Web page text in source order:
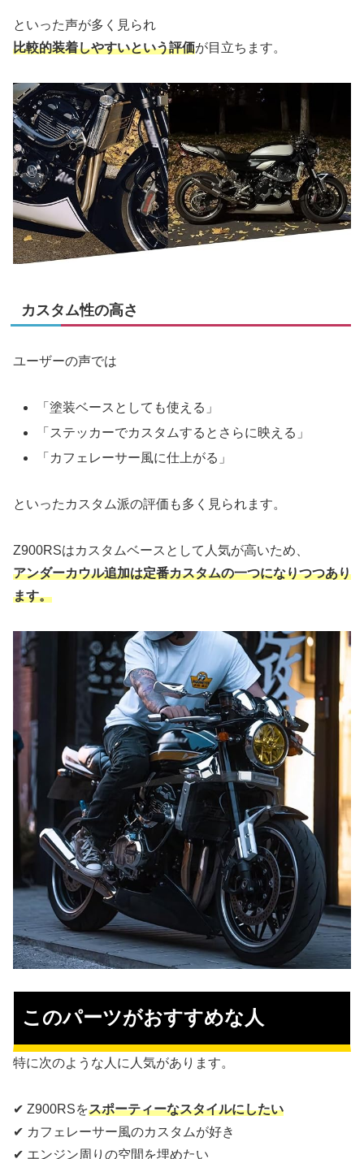
といった声が多く見られ
比較的装着しやすいという評価が目立ちます。
カスタム性の高さ
ユーザーの声では
「塗装ベースとしても使える」
「ステッカーでカスタムするとさらに映える」
「カフェレーサー風に仕上がる」
といったカスタム派の評価も多く見られます。
Z900RSはカスタムベースとして人気が高いため、
アンダーカウル追加は定番カスタムの一つになりつつあり
ます。
このパーツがおすすめな人
特に次のような人に人気があります。
✔ Z900RSをスポーティーなスタイルにしたい
✔ カフェレーサー風のカスタムが好き
✔ エンジン周りの空間を埋めたい